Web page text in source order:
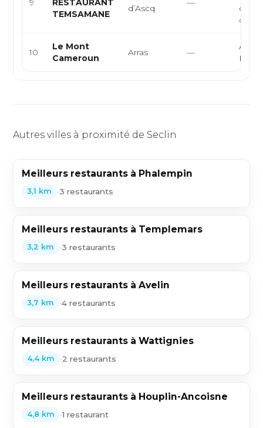
9
RESTAURANT
TEMSAMANE
d’Ascq
—
café
10
Le Mont
Cameroun
Arras —
Autres villes à proximité de Seclin
Meilleurs restaurants à Phalempin
3,1 km •3 restaurants
Meilleurs restaurants à Templemars
3,2 km •3 restaurants
Meilleurs restaurants à Avelin
3,7 km •4 restaurants
Meilleurs restaurants à Wattignies
4,4 km •2 restaurants
Meilleurs restaurants à Houplin-Ancoisne
4,8 km •1 restaurant